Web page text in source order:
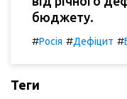
бюджету.
#Росія #Дефіцит #
Теги